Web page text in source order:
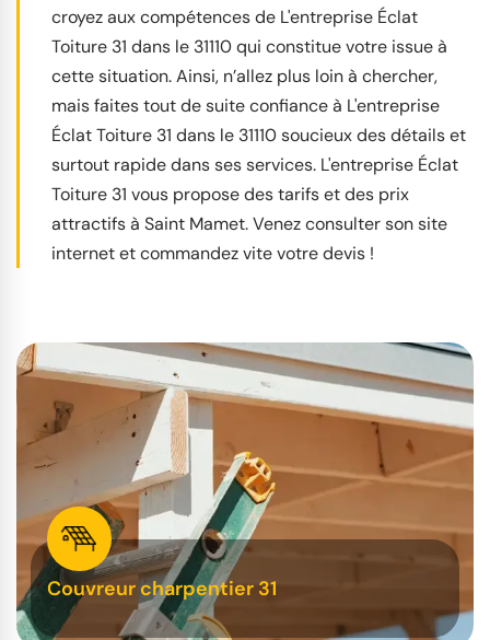
croyez aux compétences de L'entreprise Éclat
Toiture 31 dans le 31110 qui constitue votre issue à
cette situation. Ainsi, n’allez plus loin à chercher,
mais faites tout de suite confiance à L'entreprise
Éclat Toiture 31 dans le 31110 soucieux des détails et
surtout rapide dans ses services. L'entreprise Éclat
Toiture 31 vous propose des tarifs et des prix
attractifs à Saint Mamet. Venez consulter son site
internet et commandez vite votre devis !
Couvreur charpentier 31